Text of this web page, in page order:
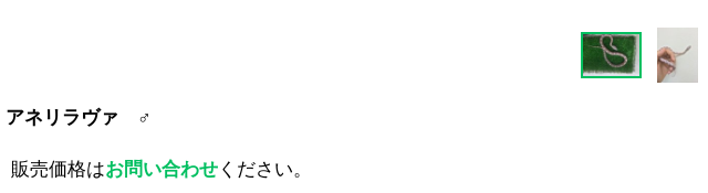
アネリラヴァ ♂
販売価格はお問い合わせください。